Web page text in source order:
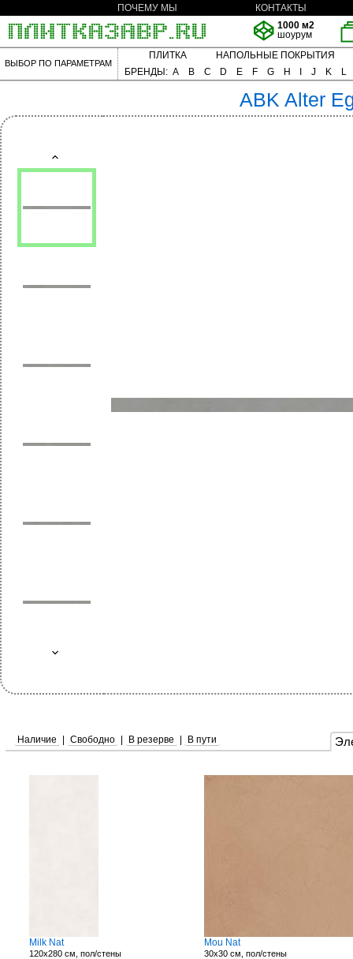
ПОЧЕМУ МЫ
КОНТАКТЫ
1000 м2
шоурум
ВЫБОР ПО ПАРАМЕТРАМ
ПЛИТКА
НАПОЛЬНЫЕ ПОКРЫТИЯ
БРЕНДЫ: A B C D E F G H J K L
ABK Alter
Наличие Свободно В резерве В пути
Milk Nat
120x280 см, пол/стены
Mou Nat
30x30 см, пол/стены